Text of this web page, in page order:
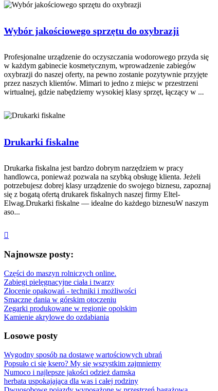
Wybór jakościowego sprzętu do oxybrazji
Profesjonalne urządzenie do oczyszczania wodorowego przyda się
w każdym gabinecie kosmetycznym, wprowadzenie zabiegów
oxybrazji do naszej oferty, na pewno zostanie pozytywnie przyjęte
przez naszych klientów. Mimari to jedno z miejsc w przestrzeni
wirtualnej, gdzie nabędziemy wysokiej klasy sprzęt, łączący w ...
Drukarki fiskalne
Drukarka fiskalna jest bardzo dobrym narzędziem w pracy
handlowca, ponieważ pozwala na szybką obsługę klienta. Jeżeli
potrzebujesz dobrej klasy urządzenie do swojego biznesu, zapoznaj
się z bogatą ofertą drukarek fiskalnych naszej firmy Eltel-
Elwag.Drukarki fiskalne — idealne do każdego biznesuW naszym
aso...
Najnowsze posty:
Części do maszyn rolniczych online.
Zabiegi pielęgnacyjne ciała i twarzy
Złocenie opakowań - techniki i możliwości
Smaczne dania w górskim otoczeniu
Zegarki produkowane w regionie opolskim
Kamienie akrylowe do ozdabiania
Losowe posty
Wygodny sposób na dostawę wartościowych ubrań
Popsuło ci się ksero? My się wszystkim zajmniemy
Numoco i najlepsze jakości odzież damska
herbata uspokajająca dla was i całej rodziny